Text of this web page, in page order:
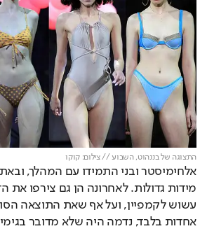
התצוגה של בננהוט, השבוע // צילום: קוקו
אחדות בלבד, נדמה היה שלא מדובר בגימיק.